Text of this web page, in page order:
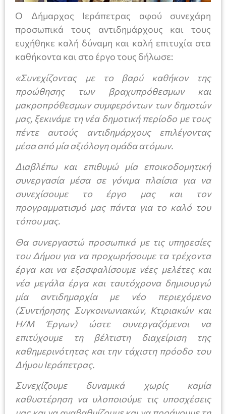
Ο Δήμαρχος Ιεράπετρας αφού συνεχάρη
προσωπικά τους αντιδημάρχους και τους
ευχήθηκε καλή δύναμη και καλή επιτυχία στα
καθήκοντα και στο έργο τους δήλωσε:
«Συνεχίζοντας με το βαρύ καθήκον της
προώθησης των βραχυπρόθεσμων και
μακροπρόθεσμων συμφερόντων των δημοτών
μας, ξεκινάμε τη νέα δημοτική περίοδο με τους
πέντε αυτούς αντιδημάρχους επιλέγοντας
μέσα από μία αξιόλογη ομάδα ατόμων.
Διαβλέπω και επιθυμώ μία εποικοδομητική
συνεργασία μέσα σε γόνιμα πλαίσια για να
συνεχίσουμε το έργο μας και τον
προγραμματισμό μας πάντα για το καλό του
τόπου μας.
Θα συνεργαστώ προσωπικά με τις υπηρεσίες
του Δήμου για να προχωρήσουμε τα τρέχοντα
έργα και να εξασφαλίσουμε νέες μελέτες και
νέα μεγάλα έργα και ταυτόχρονα δημιουργώ
μία αντιδημαρχία με νέο περιεχόμενο
(Συντήρησης Συγκοινωνιακών, Κτιριακών και
Η/Μ Έργων) ώστε συνεργαζόμενοι να
επιτύχουμε τη βέλτιστη διαχείριση της
καθημερινότητας και την τάχιστη πρόοδο του
Δήμου Ιεράπετρας.
Συνεχίζουμε δυναμικά χωρίς καμία
καθυστέρηση να υλοποιούμε τις υποσχέσεις